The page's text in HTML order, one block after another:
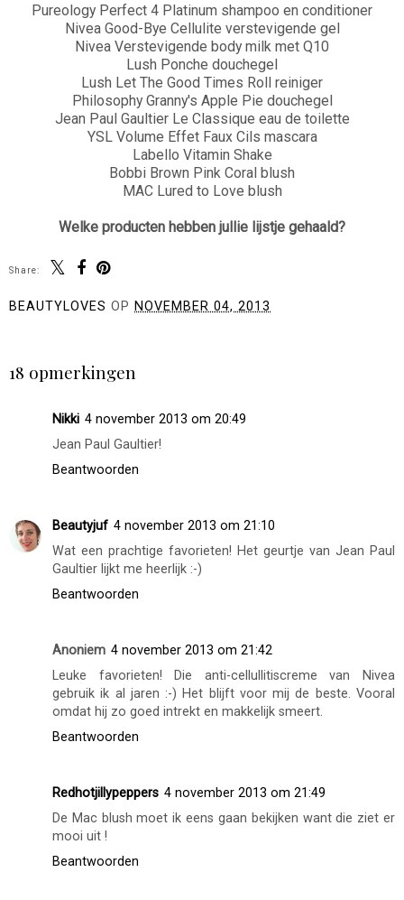
Pureology Perfect 4 Platinum shampoo en conditioner
Nivea Good-Bye Cellulite verstevigende gel
Nivea Verstevigende body milk met Q10
Lush Ponche douchegel
Lush Let The Good Times Roll reiniger
Philosophy Granny's Apple Pie douchegel
Jean Paul Gaultier Le Classique eau de toilette
YSL Volume Effet Faux Cils mascara
Labello Vitamin Shake
Bobbi Brown Pink Coral blush
MAC Lured to Love blush
Welke producten hebben jullie lijstje gehaald?
Share:
BEAUTYLOVES OP NOVEMBER 04, 2013
18 opmerkingen
Nikki 4 november 2013 om 20:49
Jean Paul Gaultier!
Beantwoorden
Beautyjuf 4 november 2013 om 21:10
Wat een prachtige favorieten! Het geurtje van Jean Paul
Gaultier lijkt me heerlijk :-)
Beantwoorden
Anoniem 4 november 2013 om 21:42
Leuke favorieten! Die anti-cellullitiscreme van Nivea
gebruik ik al jaren :-) Het blijft voor mij de beste. Vooral
omdat hij zo goed intrekt en makkelijk smeert.
Beantwoorden
Redhotjillypeppers 4 november 2013 om 21:49
De Mac blush moet ik eens gaan bekijken want die ziet er
mooi uit !
Beantwoorden